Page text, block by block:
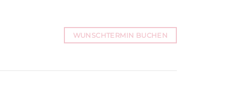
WUNSCHTERMIN BUCHEN